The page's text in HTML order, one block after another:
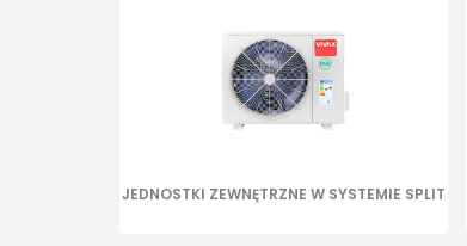
JEDNOSTKI ZEWNĘTRZNE W SYSTEMIE SPLIT